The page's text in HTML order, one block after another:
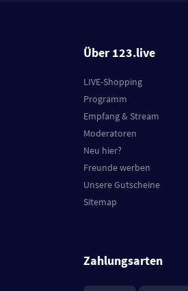
Über 123.live
LIVE-Shopping
Programm
Empfang & Stream
Moderatoren
Neu hier?
Freunde werben
Unsere Gutscheine
Sitemap
Zahlungsarten